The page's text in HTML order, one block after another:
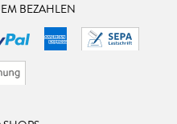
BEZAHLEN